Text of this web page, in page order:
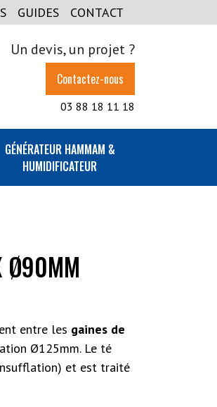
GUIDES CONTACT
Un devis, un projet ?
Contactez-nous
03 88 18 11 18
GÉNÉRATEUR HAMMAM &
HUMIDIFICATEUR
Ø90MM
entre les gaines de
Ø125mm. Le té
et est traité